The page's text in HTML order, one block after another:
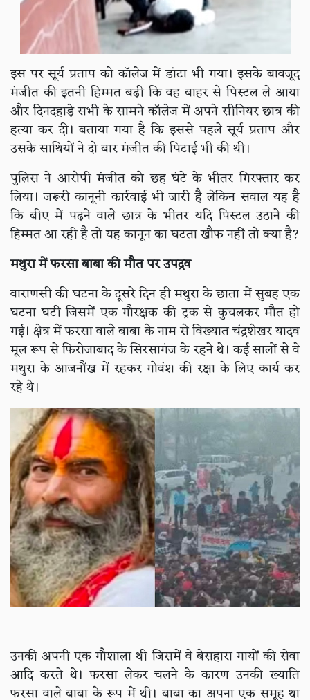
इस पर सूर्य प्रताप को कॉलेज में डांटा भी गया। इसके बावजूद
मंजीत की इतनी हिम्मत बढ़ी कि वह बाहर से पिस्टल ले आया
और दिनदहाड़े सभी के सामने कॉलेज में अपने सीनियर छात्र की
हत्या कर दी। बताया गया है कि इससे पहले सूर्य प्रताप और
उसके साथियों ने दो बार मंजीत की पिटाई भी की थी।
पुलिस ने आरोपी मंजीत को छह घंटे के भीतर गिरफ्तार कर
लिया। जरूरी कानूनी कार्रवाई भी जारी है लेकिन सवाल यह है
कि बीए में पढ़ने वाले छात्र के भीतर यदि पिस्टल उठाने की
हिम्मत आ रही है तो यह कानून का घटता खौफ नहीं तो क्या है?
मथुरा में फरसा बाबा की मौत पर उपद्रव
वाराणसी की घटना के दूसरे दिन ही मथुरा के छाता में सुबह एक
घटना घटी जिसमें एक गौरक्षक की ट्रक से कुचलकर मौत हो
गई। क्षेत्र में फरसा वाले बाबा के नाम से विख्यात चंद्रशेखर यादव
मूल रूप से फिरोजाबाद के सिरसागंज के रहने थे। कई सालों से वे
मथुरा के आजनौंख में रहकर गोवंश की रक्षा के लिए कार्य कर
रहे थे।
उनकी अपनी एक गौशाला थी जिसमें वे बेसहारा गायों की सेवा
आदि करते थे। फरसा लेकर चलने के कारण उनकी ख्याति
फरसा वाले बाबा के रूप में थी। बाबा का अपना एक समूह था